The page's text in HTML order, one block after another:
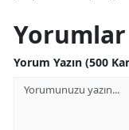
Yorumlar
Yorum Yazın (500